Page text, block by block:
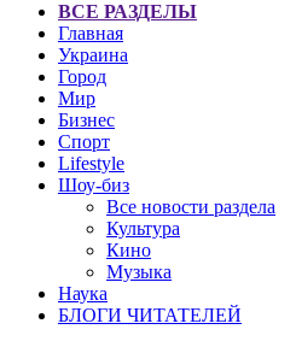
ВСЕ РАЗДЕЛЫ
Главная
Украина
Город
Мир
Бизнес
Спорт
Lifestyle
Шоу-биз
Все новости раздела
Культура
Кино
Музыка
Наука
БЛОГИ ЧИТАТЕЛЕЙ